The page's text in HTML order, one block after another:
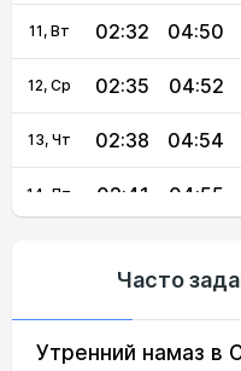
11, Вт 02:32 04:50
12, Ср 02:35 04:52
13, Чт 02:38 04:54
14, Пт 02:41 04:55
17, Пн 02:51 05:00
Часто
Утренний намаз в